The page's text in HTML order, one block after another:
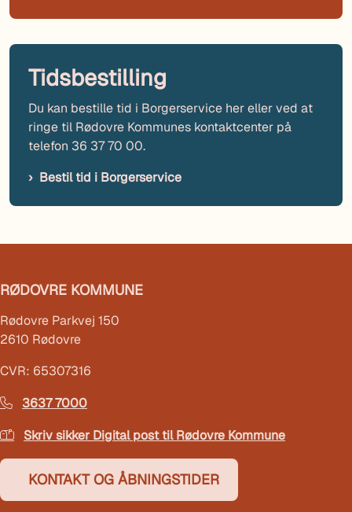
Tidsbestilling
Du kan bestille tid i Borgerservice her eller ved at
ringe til Rødovre Kommunes kontaktcenter på
telefon 36 37 70 00.
Bestil tid i Borgerservice
RØDOVRE KOMMUNE
Rødovre Parkvej 150
2610 Rødovre
CVR: 65307316
3637 7000
Skriv sikker Digital post til Rødovre Kommune
KONTAKT OG ÅBNINGSTIDER